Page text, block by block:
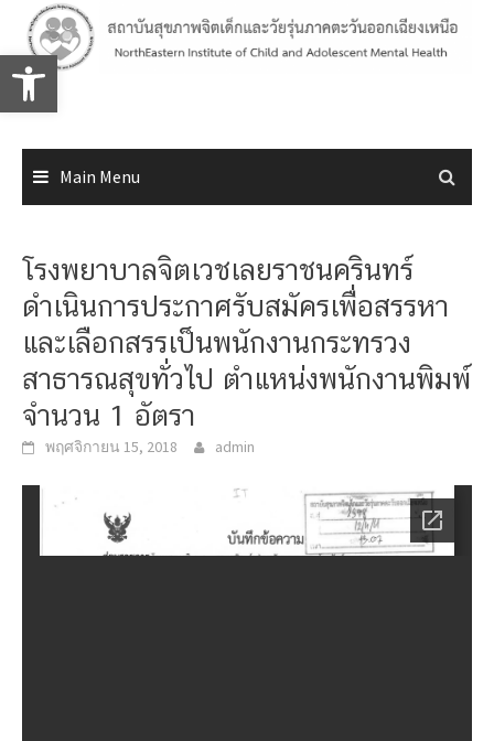
Open toolbar
content
Main Menu
โรงพยาบาลจิตเวชเลยราชนครินทร์
ดำเนินการประกาศรับสมัครเพื่อสรรหา
และเลือกสรรเป็นพนักงานกระทรวง
สาธารณสุขทั่วไป ตำแหน่งพนักงานพิมพ์
จำนวน 1 อัตรา
พฤศจิกายน 15, 2018 admin